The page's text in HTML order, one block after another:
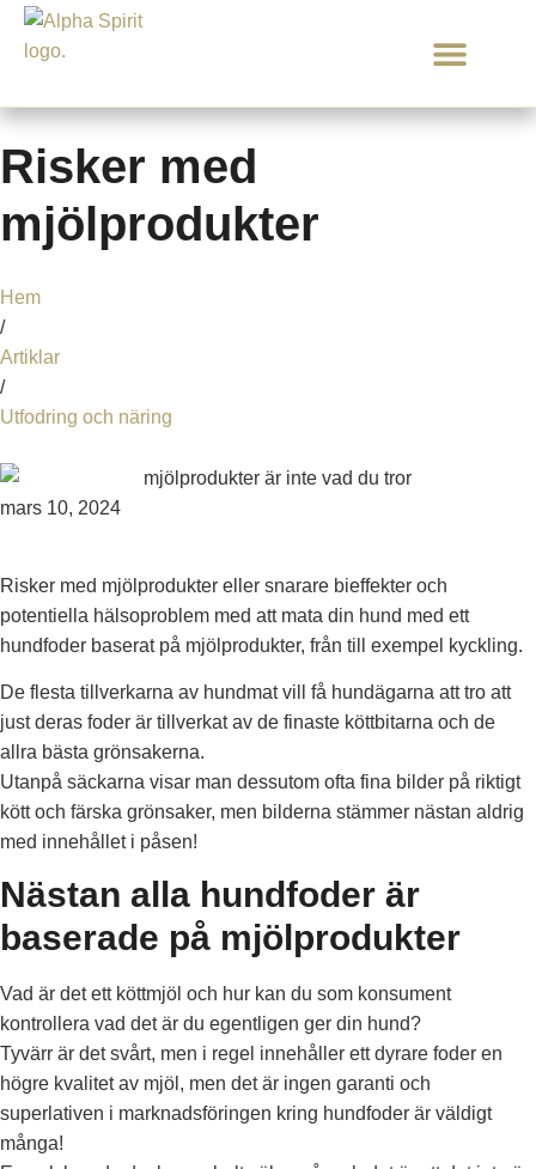
Risker med
mjölprodukter
Hem
/
Artiklar
/
Utfodring och näring
mars 10, 2024
Risker med mjölprodukter eller snarare bieffekter och
potentiella hälsoproblem med att mata din hund med ett
hundfoder baserat på mjölprodukter, från till exempel kyckling.
De flesta tillverkarna av hundmat vill få hundägarna att tro att
just deras foder är tillverkat av de finaste köttbitarna och de
allra bästa grönsakerna.
Utanpå säckarna visar man dessutom ofta fina bilder på riktigt
kött och färska grönsaker, men bilderna stämmer nästan aldrig
med innehållet i påsen!
Nästan alla hundfoder är
baserade på mjölprodukter
Vad är det ett köttmjöl och hur kan du som konsument
kontrollera vad det är du egentligen ger din hund?
Tyvärr är det svårt, men i regel innehåller ett dyrare foder en
högre kvalitet av mjöl, men det är ingen garanti och
superlativen i marknadsföringen kring hundfoder är väldigt
många!